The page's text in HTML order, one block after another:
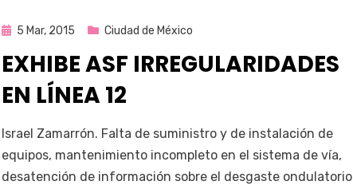
Publicada
5 Mar, 2015 Ciudad de México
EXHIBE ASF IRREGULARIDADES
EN LÍNEA 12
por Enrique
Israel Zamarrón. Falta de suministro y de instalación de
equipos, mantenimiento incompleto en el sistema de vía,
desatención de información sobre el desgaste ondulatorio